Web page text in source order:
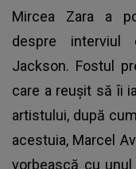
Mircea Zara a
despre interviul
Jackson. Fostul
care a reușit să îi
artistului, după
acestuia, Marcel
vorbească cu